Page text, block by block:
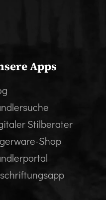
Apps
Stilberater
Shop